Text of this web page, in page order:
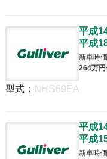
平成
平成
新車時
264万
型式 : NHS69EA
平成
平成
新車時